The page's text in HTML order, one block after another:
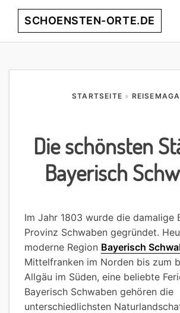
Skip
Skip
Skip
Skip
SCHOENSTEN-ORTE.DE
STARTSEITE »
Die schönsten
Bayerisch
Im Jahr 1803 wurde die damalige
Provinz Schwaben gegründet.
moderne Region Bayerisch
Mittelfranken im Norden bis zum
Allgäu im Süden, eine beliebte
Bayerisch Schwaben gehören die
unterschiedlichsten